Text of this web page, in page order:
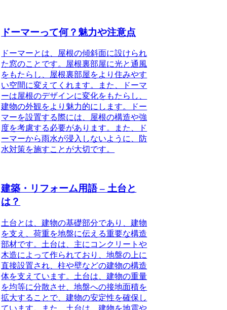
ドーマーって何？魅力や注意点
ドーマーとは、屋根の傾斜面に設けられ
た窓のことです。屋根裏部屋に光と通風
をもたらし、屋根裏部屋をより住みやす
い空間に変えてくれます。また、ドーマ
ーは屋根のデザインに変化をもたらし、
建物の外観をより魅力的にします。ドー
マーを設置する際には、屋根の構造や強
度を考慮する必要があります。また、ド
ーマーから雨水が浸入しないように、防
水対策を施すことが大切です。
建築・リフォーム用語 – 土台と
は？
土台とは、建物の基礎部分であり、建物
を支え、荷重を地盤に伝える重要な構造
部材です。土台は、主にコンクリートや
木造によって作られており、地盤の上に
直接設置され、柱や壁などの建物の構造
体を支えています。土台は、建物の重量
を均等に分散させ、地盤への接地面積を
拡大することで、建物の安定性を確保し
ています。また、土台は、建物を地震や